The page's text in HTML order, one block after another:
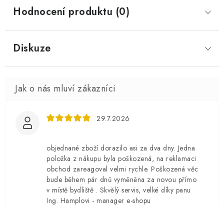
Hodnocení produktu (0)
Diskuze
29.7.2026
objednané zboží dorazilo asi za dva dny. Jedna
položka z nákupu byla poškozená, na reklamaci
obchod zareagoval velmi rychle. Poškozená věc
bude během pár dnů vyměněna za novou přímo
v místě bydliště . Skvělý servis, velké díky panu
Ing. Hamplovi - manager e-shopu